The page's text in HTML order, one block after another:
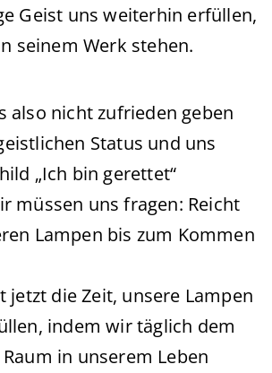
Geist uns weiterhin erfüllen,
seinem Werk stehen.
also nicht zufrieden geben
Status und uns
„Ich bin gerettet“
müssen uns fragen: Reicht
Lampen bis zum Kommen
jetzt die Zeit, unsere Lampen
indem wir täglich dem
in unserem Leben